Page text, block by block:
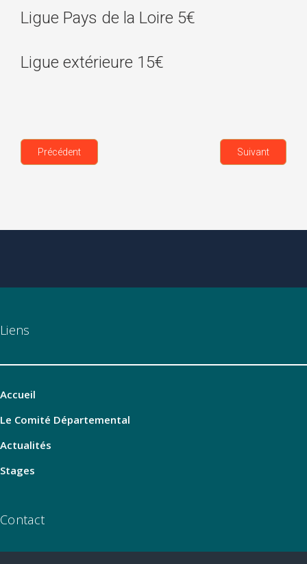
Ligue Pays de la Loire 5€
Ligue extérieure 15€
Précédent Suivant
Liens
Accueil
Le Comité Départemental
Actualités
Stages
Contact